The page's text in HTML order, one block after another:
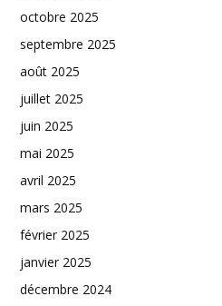
octobre 2025
septembre 2025
août 2025
juillet 2025
juin 2025
mai 2025
avril 2025
mars 2025
février 2025
janvier 2025
décembre 2024